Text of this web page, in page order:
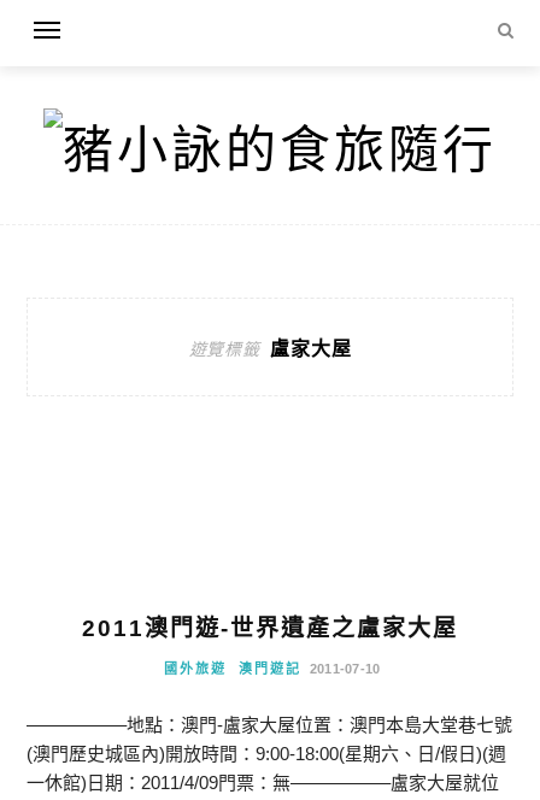
遊覽標籤 盧家大屋
2011澳門遊-世界遺產之盧家大屋
國外旅遊 澳門遊記 2011-07-10
—————–地點：澳門-盧家大屋位置：澳門本島大堂巷七號
(澳門歷史城區內)開放時間：9:00-18:00(星期六、日/假日)(週
一休館)日期：2011/4/09門票：無—————–盧家大屋就位